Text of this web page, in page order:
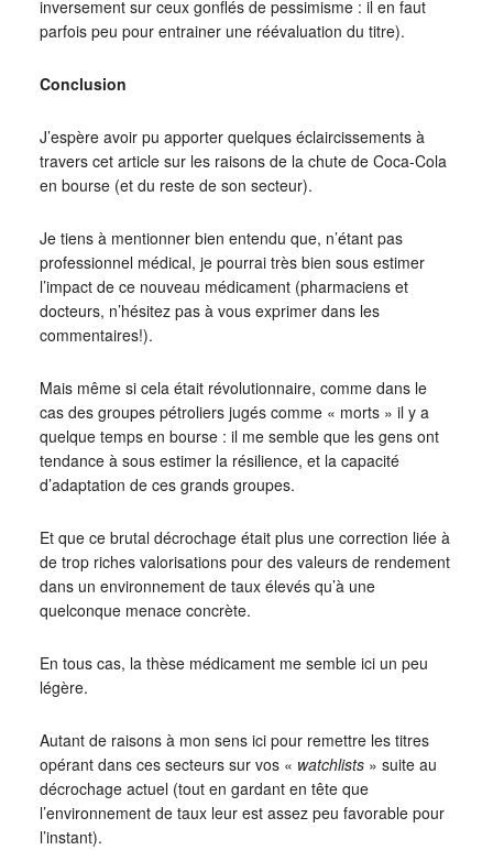
inversement sur ceux gonflés de pessimisme : il en faut
parfois peu pour entrainer une réévaluation du titre).
Conclusion
J’espère avoir pu apporter quelques éclaircissements à
travers cet article sur les raisons de la chute de Coca-Cola
en bourse (et du reste de son secteur).
Je tiens à mentionner bien entendu que, n’étant pas
professionnel médical, je pourrai très bien sous estimer
l’impact de ce nouveau médicament (pharmaciens et
docteurs, n’hésitez pas à vous exprimer dans les
commentaires!).
Mais même si cela était révolutionnaire, comme dans le
cas des groupes pétroliers jugés comme « morts » il y a
quelque temps en bourse : il me semble que les gens ont
tendance à sous estimer la résilience, et la capacité
d’adaptation de ces grands groupes.
Et que ce brutal décrochage était plus une correction liée à
de trop riches valorisations pour des valeurs de rendement
dans un environnement de taux élevés qu’à une
quelconque menace concrète.
En tous cas, la thèse médicament me semble ici un peu
légère.
Autant de raisons à mon sens ici pour remettre les titres
opérant dans ces secteurs sur vos « watchlists» suite au
décrochage actuel (tout en gardant en tête que
l’environnement de taux leur est assez peu favorable pour
l’instant).